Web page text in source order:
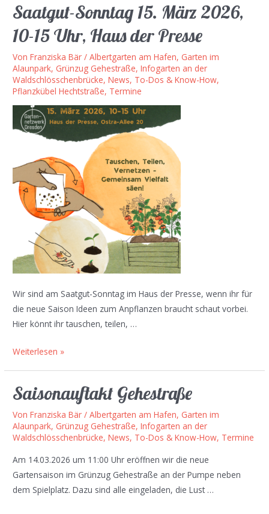
Alaunpark
Saatgut-Sonntag 15. März 2026,
10-15 Uhr, Haus der Presse
VonFranziska Bär /Albertgarten am Hafen, Garten im
Alaunpark, Grünzug Gehestraße,Infogarten an der
Waldschlösschenbrücke,News, To-Dos & Know-How,
Pflanzkübel Hechtstraße, Termine
Wir sind am Saatgut-Sonntag im Haus der Presse, wenn ihr für
die neue Saison Ideen zum Anpflanzen braucht schaut vorbei.
Hier könnt ihr tauschen, teilen, …
Saatgut-
März
2026,
10-
15
Uhr,
Haus
der
Weiterlesen »
Saisonauftakt Gehestraße
VonFranziska Bär /Albertgarten am Hafen, Garten im
Alaunpark, Grünzug Gehestraße,Infogarten an der
Waldschlösschenbrücke,News, To-Dos & Know-How, Termine
Am 14.03.2026 um 11:00 Uhr eröffnen wir die neue
Gartensaison im Grünzug Gehestraße an der Pumpe neben
dem Spielplatz. Dazu sind alle eingeladen, die Lust …